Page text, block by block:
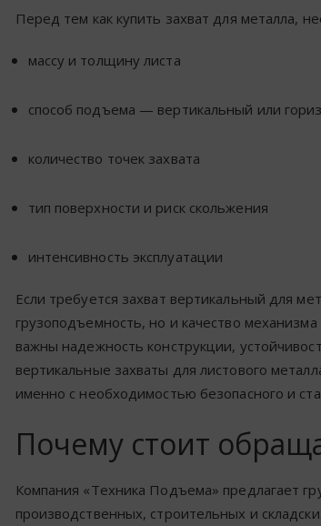
Перед тем как купить захват для металла,
массу и толщину листа
способ подъема — вертикальный или
количество точек захвата
тип поверхности и риск скольжения
интенсивность эксплуатации
Если требуется захват вертикальный для
грузоподъемность, но и качество
важны надежность конструкции,
вертикальные захваты для листового
именно с необходимостью безопасного и
Почему стоит
Компания «Техника Подъема» предлагает
производственных, строительных и